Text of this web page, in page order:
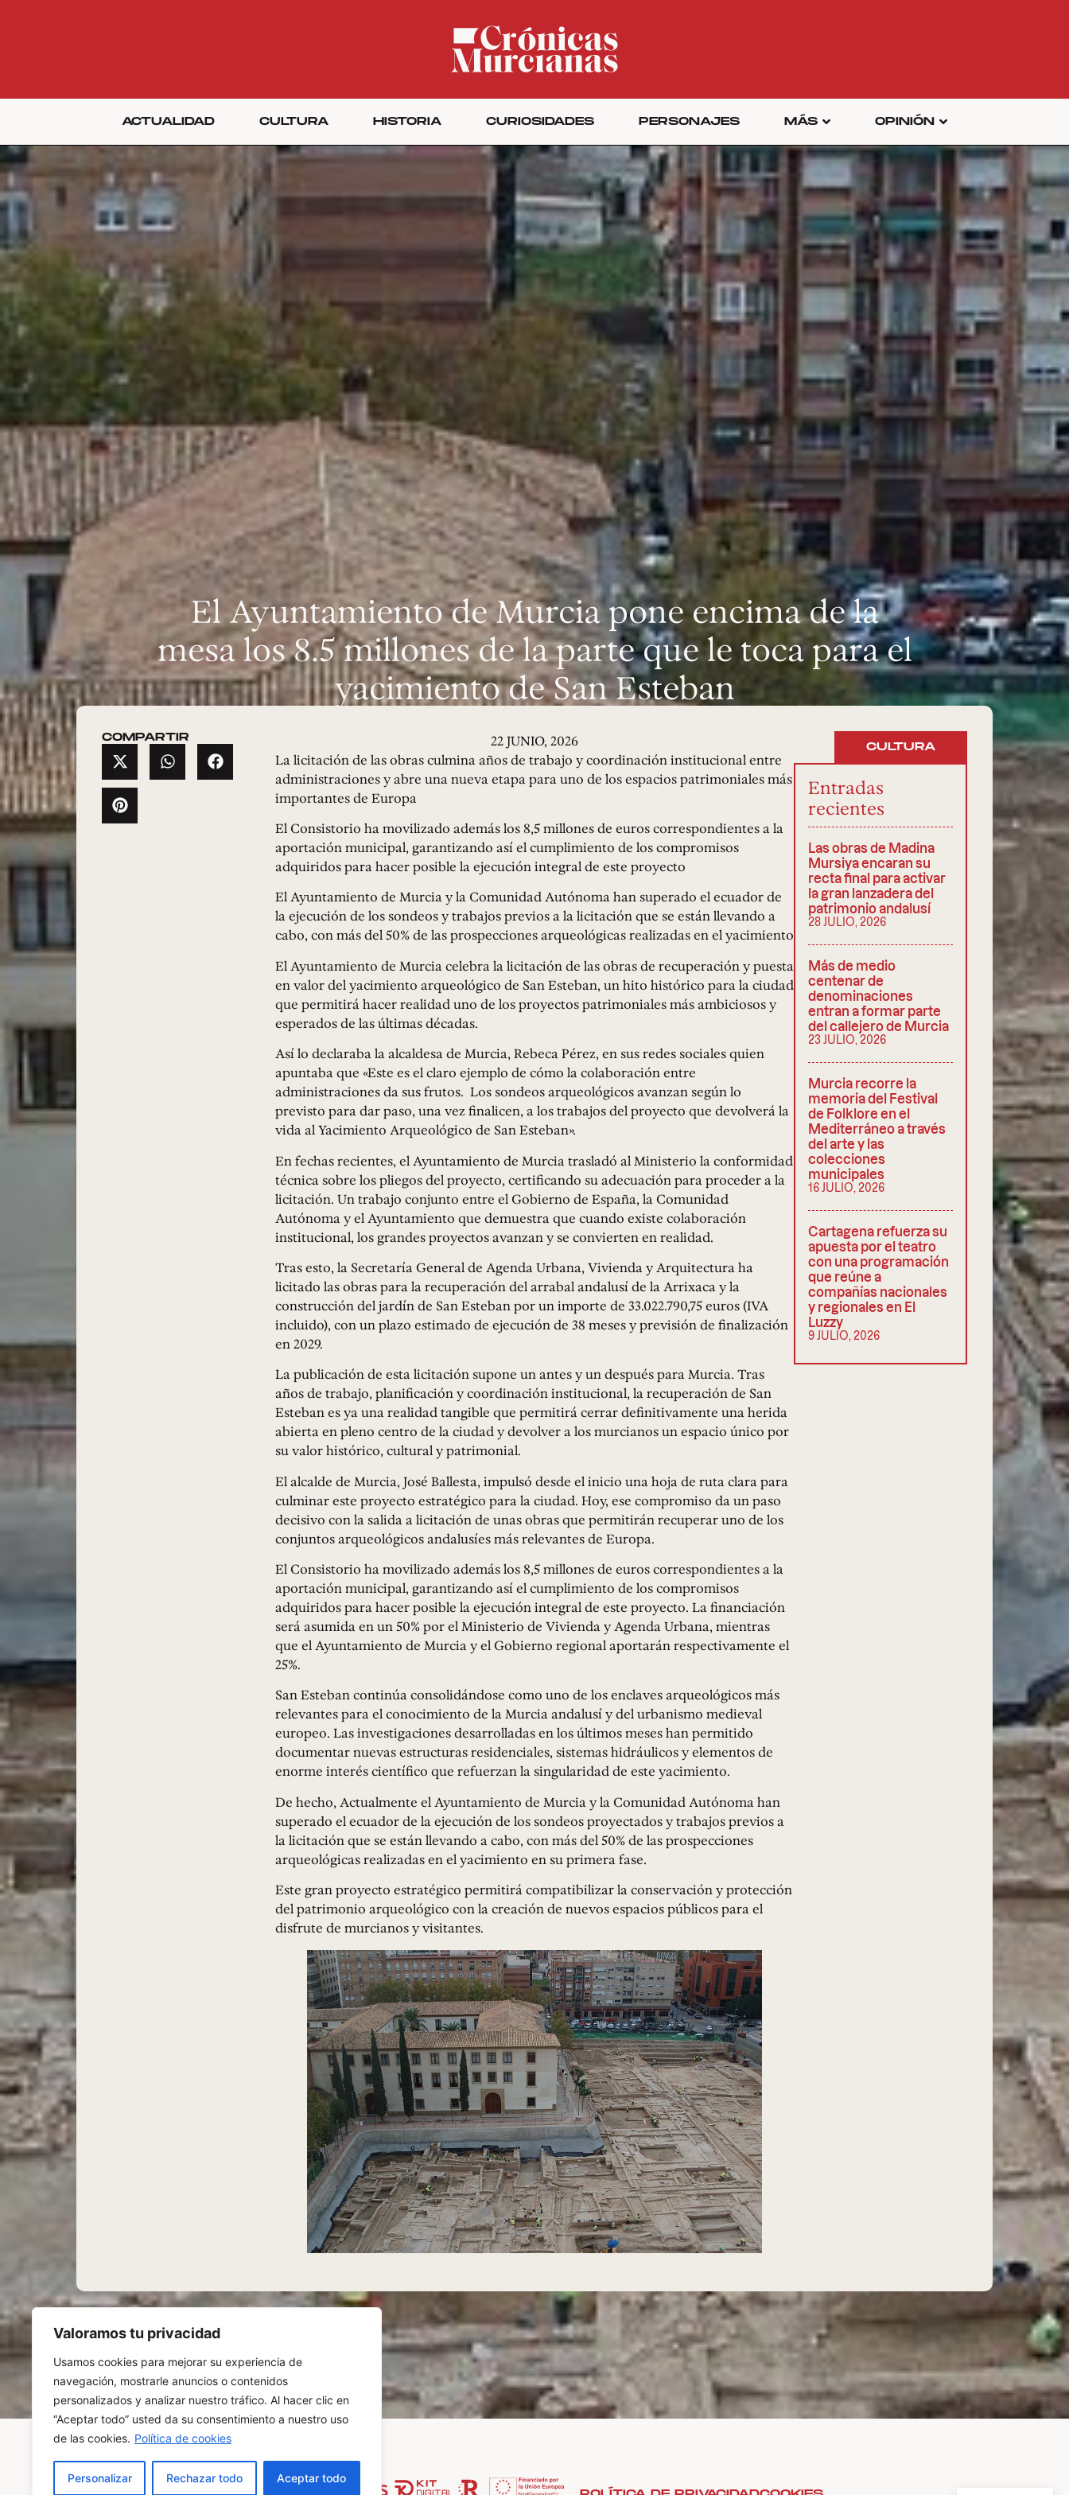
Valoramos tu privacidad
Usamos cookies para mejorar su experiencia de
navegación, mostrarle anuncios o contenidos
personalizados y analizar nuestro tráfico. Al hacer clic en
“Aceptar todo” usted da su consentimiento a nuestro uso
de las cookies. Política de cookies
Personalizar Rechazar todo Aceptar todo
ACTUALIDAD CULTURA HISTORIA CURIOSIDADES PERSONAJES MÁS OPINIÓN
El Ayuntamiento de Murcia pone encima de la
mesa los 8.5 millones de la parte que le toca para el
yacimiento de San Esteban
COMPARTIR
22 JUNIO, 2026
La licitación de las obras culmina años de trabajo y coordinación institucional entre
administraciones y abre una nueva etapa para uno de los espacios patrimoniales más
importantes de Europa
El Consistorio ha movilizado además los 8,5 millones de euros correspondientes a la
aportación municipal, garantizando así el cumplimiento de los compromisos
adquiridos para hacer posible la ejecución integral de este proyecto
El Ayuntamiento de Murcia y la Comunidad Autónoma han superado el ecuador de
la ejecución de los sondeos y trabajos previos a la licitación que se están llevando a
cabo, con más del 50% de las prospecciones arqueológicas realizadas en el yacimiento
El Ayuntamiento de Murcia celebra la licitación de las obras de recuperación y puesta
en valor del yacimiento arqueológico de San Esteban, un hito histórico para la ciudad
que permitirá hacer realidad uno de los proyectos patrimoniales más ambiciosos y
esperados de las últimas décadas.
Así lo declaraba la alcaldesa de Murcia, Rebeca Pérez, en sus redes sociales quien
apuntaba que «Este es el claro ejemplo de cómo la colaboración entre
administraciones da sus frutos. Los sondeos arqueológicos avanzan según lo
previsto para dar paso, una vez finalicen, a los trabajos del proyecto que devolverá la
vida al Yacimiento Arqueológico de San Esteban».
En fechas recientes, el Ayuntamiento de Murcia trasladó al Ministerio la conformidad
técnica sobre los pliegos del proyecto, certificando su adecuación para proceder a la
licitación. Un trabajo conjunto entre el Gobierno de España, la Comunidad
Autónoma y el Ayuntamiento que demuestra que cuando existe colaboración
institucional, los grandes proyectos avanzan y se convierten en realidad.
Tras esto, la Secretaría General de Agenda Urbana, Vivienda y Arquitectura ha
licitado las obras para la recuperación del arrabal andalusí de la Arrixaca y la
construcción del jardín de San Esteban por un importe de 33.022.790,75 euros (IVA
incluido), con un plazo estimado de ejecución de 38 meses y previsión de finalización
en 2029.
La publicación de esta licitación supone un antes y un después para Murcia. Tras
años de trabajo, planificación y coordinación institucional, la recuperación de San
Esteban es ya una realidad tangible que permitirá cerrar definitivamente una herida
abierta en pleno centro de la ciudad y devolver a los murcianos un espacio único por
su valor histórico, cultural y patrimonial.
El alcalde de Murcia, José Ballesta, impulsó desde el inicio una hoja de ruta clara para
culminar este proyecto estratégico para la ciudad. Hoy, ese compromiso da un paso
decisivo con la salida a licitación de unas obras que permitirán recuperar uno de los
conjuntos arqueológicos andalusíes más relevantes de Europa.
El Consistorio ha movilizado además los 8,5 millones de euros correspondientes a la
aportación municipal, garantizando así el cumplimiento de los compromisos
adquiridos para hacer posible la ejecución integral de este proyecto. La financiación
será asumida en un 50% por el Ministerio de Vivienda y Agenda Urbana, mientras
que el Ayuntamiento de Murcia y el Gobierno regional aportarán respectivamente el
25%.
San Esteban continúa consolidándose como uno de los enclaves arqueológicos más
relevantes para el conocimiento de la Murcia andalusí y del urbanismo medieval
europeo. Las investigaciones desarrolladas en los últimos meses han permitido
documentar nuevas estructuras residenciales, sistemas hidráulicos y elementos de
enorme interés científico que refuerzan la singularidad de este yacimiento.
De hecho, Actualmente el Ayuntamiento de Murcia y la Comunidad Autónoma han
superado el ecuador de la ejecución de los sondeos proyectados y trabajos previos a
la licitación que se están llevando a cabo, con más del 50% de las prospecciones
arqueológicas realizadas en el yacimiento en su primera fase.
Este gran proyecto estratégico permitirá compatibilizar la conservación y protección
del patrimonio arqueológico con la creación de nuevos espacios públicos para el
disfrute de murcianos y visitantes.
CULTURA
Entradas
recientes
Las obras de Madina
Mursiya encaran su
recta final para activar
la gran lanzadera del
patrimonio andalusí
28 JULIO, 2026
Más de medio
centenar de
denominaciones
entran a formar parte
del callejero de Murcia
23 JULIO, 2026
Murcia recorre la
memoria del Festival
de Folklore en el
Mediterráneo a través
del arte y las
colecciones
municipales
16 JULIO, 2026
Cartagena refuerza su
apuesta por el teatro
con una programación
que reúne a
compañías nacionales
y regionales en El
Luzzy
9 JULIO, 2026